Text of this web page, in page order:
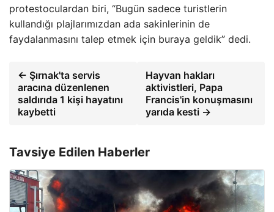
protestoculardan biri, “Bugün sadece turistlerin
kullandığı plajlarımızdan ada sakinlerinin de
faydalanmasını talep etmek için buraya geldik” dedi.
← Şırnak'ta servis
aracına düzenlenen
saldırıda 1 kişi hayatını
kaybetti
Hayvan hakları
aktivistleri, Papa
Francis'in konuşmasını
yarıda kesti →
Tavsiye Edilen Haberler